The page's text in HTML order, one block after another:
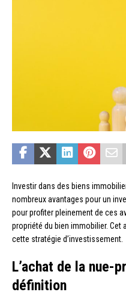
Investir dans des biens
nombreux avantages pour un
pour profiter pleinement de ces
propriété du bien immobilier.
cette stratégie d’investissement.
L’achat de la nue-
définition